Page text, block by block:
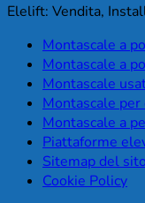
Elelift: Vendita,
Montascale a
Montascale a
Montascale
Montascale
Montascale a
Piattaforme
Sitemap del sito
Cookie Policy